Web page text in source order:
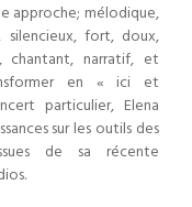
approche; mélodique,
silencieux, fort, doux,
chantant, narratif, et
en « ici et
particulier, Elena
sur les outils des
de sa récente